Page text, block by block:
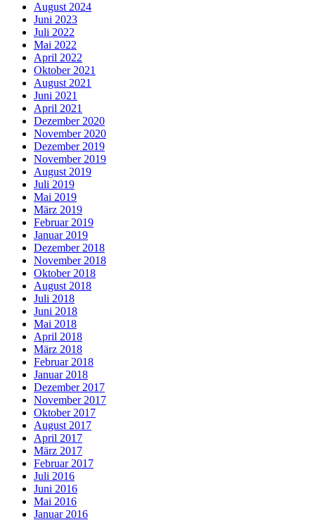
August 2024
Juni 2023
Juli 2022
Mai 2022
April 2022
Oktober 2021
August 2021
Juni 2021
April 2021
Dezember 2020
November 2020
Dezember 2019
November 2019
August 2019
Juli 2019
Mai 2019
März 2019
Februar 2019
Januar 2019
Dezember 2018
November 2018
Oktober 2018
August 2018
Juli 2018
Juni 2018
Mai 2018
April 2018
März 2018
Februar 2018
Januar 2018
Dezember 2017
November 2017
Oktober 2017
August 2017
April 2017
März 2017
Februar 2017
Juli 2016
Juni 2016
Mai 2016
Januar 2016